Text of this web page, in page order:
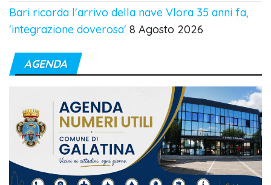
Bari ricorda l'arrivo della nave Vlora 35 anni fa,
'integrazione doverosa' 8 Agosto 2026
AGENDA